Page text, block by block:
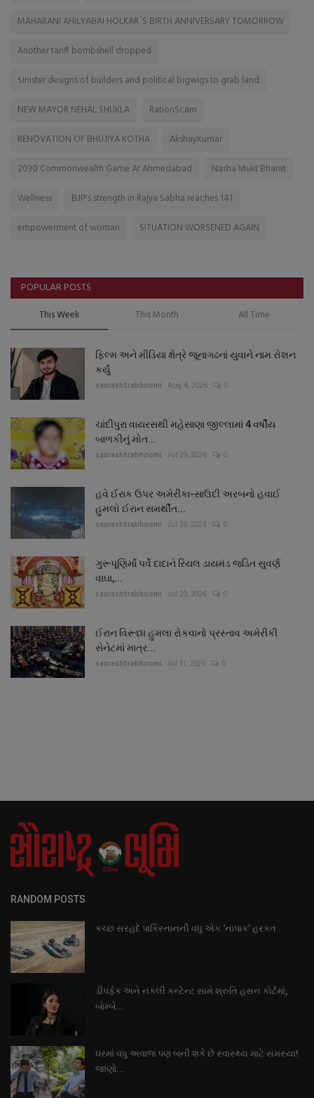
MAHARANI AHILYABAI HOLKAR`S BIRTH ANNIVERSARY TOMORROW
Another tariff bombshell dropped
Sinister designs of builders and political bigwigs to grab land
NEW MAYOR NEHAL SHUKLA
RationScam
RENOVATION OF BHUJIYA KOTHA
AkshayKumar
2030 Commonwealth Game At Ahmedabad
Nasha Mukt Bharat
Wellness
BJP's strength in Rajya Sabha reaches 141
empowerment of woman
SITUATION WORSENED AGAIN
POPULAR POSTS
This Week This Month All Time
ફિલ્મ અને મીડિયા ક્ષેત્રે જૂનાગઢનાં યુવાને નામ રોશન
કર્યું
saurashtrabhoomi Aug 4, 2026 0
ચાંદીપુરા વાયરસથી મહેસાણા જીલ્લામાં 4 વર્ષીય
બાળકીનું મોત...
saurashtrabhoomi Jul 29, 2026 0
હવે ઈરાક ઉપર અમેરીકા-સાઉદી અરબનો હવાઈ
હુમલો ઈરાન સમર્થીત...
saurashtrabhoomi Jul 29, 2026 0
ગુરૂપૂણિર્માં પર્વે દાદાને રિયલ ડાયમંડ જડિત સુવર્ણ
વાઘા,...
saurashtrabhoomi Jul 29, 2026 0
ઈરાન વિરૂધ્ધ હુમલા રોકવાનો પ્રસ્તાવ અમેરીકી
સેનેટમાં માત્ર...
saurashtrabhoomi Jul 31, 2026 0
RANDOM POSTS
કચ્છ સરહદે પાકિસ્તાનની વધુ એક ‘નાપાક’ હરકત
ડીપફેક અને નકલી કન્ટેન્ટ સામે શ્રુતિ હસન કોર્ટમાં,
બોમ્બે...
ઘરમાં વધુ અવાજ પણ બની શકે છે સ્વાસ્થ્ય માટે સમસ્યા!
જાણો...